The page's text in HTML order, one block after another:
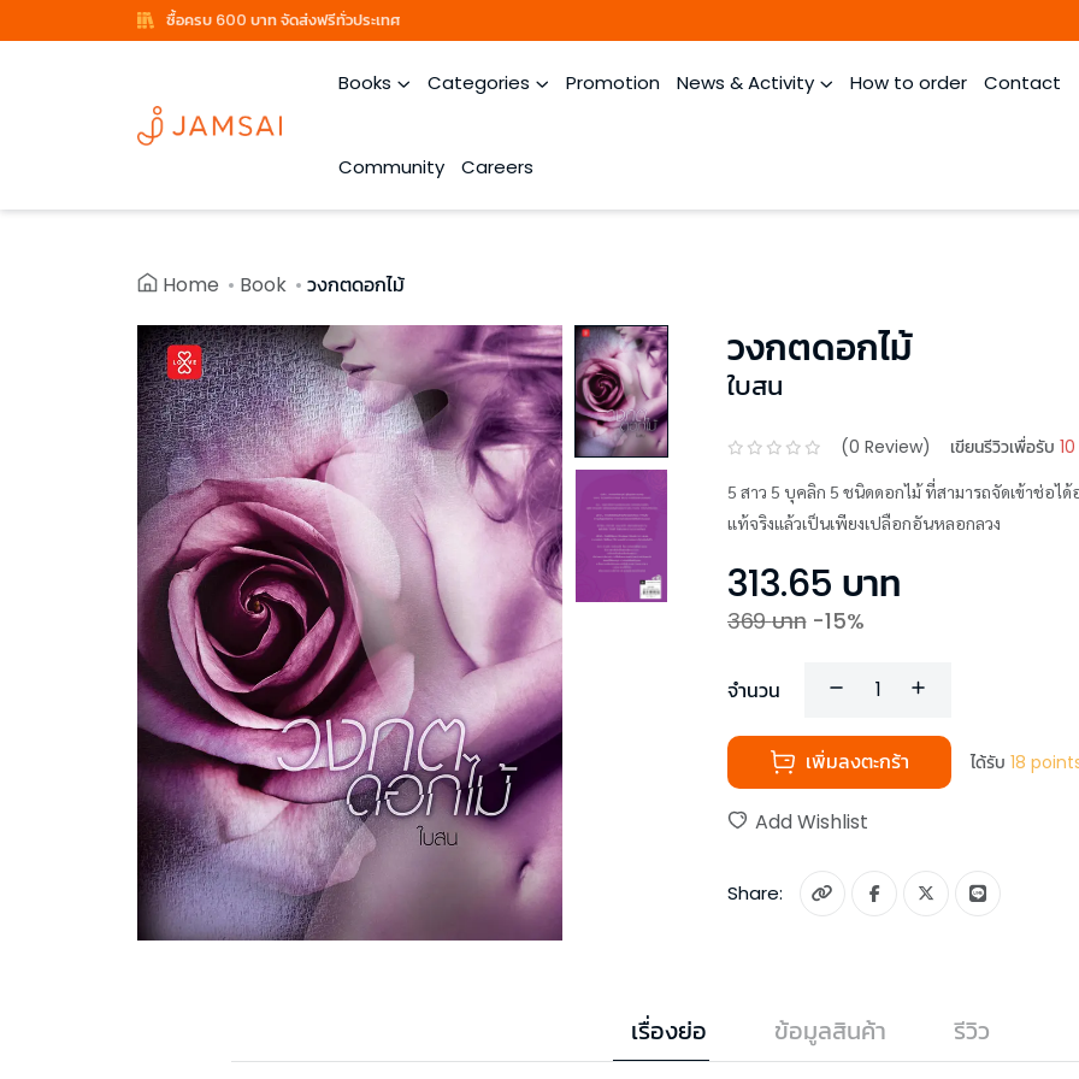
ซื้อครบ 600 บาท จัดส่งฟรีทั่วประเทศ
Books Categories Promotion News & Activity How to order Contact
Community Careers
Home Book วงกตดอกไม้
วงกตดอกไม้
ใบสน
(0 Review) เขียนรีวิวเพื่อรับ
5 สาว 5 บุคลิก 5 ชนิดดอกไม้ ที่สามารถจัดเข้าช่อ
แท้จริงแล้วเป็นเพียงเปลือกอันหลอกลวง
313.65 บาท
369บาท -15%
จำนวน
เพิ่มลงตะกร้า ได้รับ 18
Add Wishlist
Share:
เรื่องย่อ ข้อมูลสินค้า รีวิว